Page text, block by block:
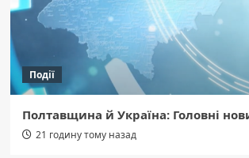
Події
Полтавщина й Україна: Головні
21 годину тому назад